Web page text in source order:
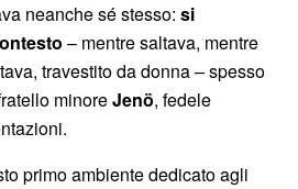
neanche sé stesso: si
– mentre saltava, mentre
travestito da donna – spesso
minoreJenö, fedele
primo ambiente dedicato agli